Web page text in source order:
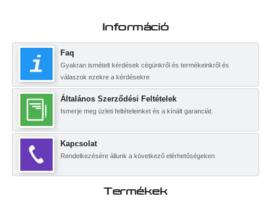
Információ
Faq
Gyakran ismételt kérdések cégünkről és termékeinkről és
válaszok ezekre a kérdésekre
Általános Szerződési Feltételek
Ismerje meg üzleti feltételeinket és a kínált garanciát.
Kapcsolat
Rendelkezésére állunk a következő elérhetőségeken
Termékek